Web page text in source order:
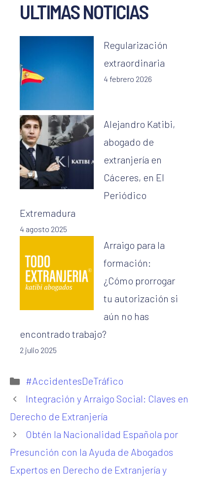
ULTIMAS NOTICIAS
Regularización
extraordinaria
4 febrero 2026
Alejandro Katibi,
abogado de
extranjería en
Cáceres, en El
Periódico
Extremadura
4 agosto 2025
Arraigo para la
formación:
¿Cómo prorrogar
tu autorización si
aún no has
encontrado trabajo?
2 julio 2025
Categorías
#AccidentesDeTráfico
Integración y Arraigo Social: Claves en
Derecho de Extranjería
Obtén la Nacionalidad Española por
Presunción con la Ayuda de Abogados
Expertos en Derecho de Extranjería y